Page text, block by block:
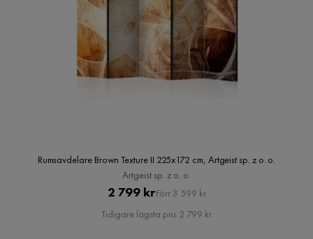
Rumsavdelare Brown Texture II 225x172 cm, Artgeist sp. z o. o.
Artgeist sp. z o. o.
Pris
2 799 krOriginal
Pris
Förr 3 599 kr
Tidigare lägsta pris 2 799 kr